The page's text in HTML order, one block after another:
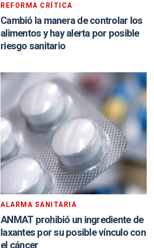
REFORMA CRÍTICA
Cambió la manera de controlar los
alimentos y hay alerta por posible
riesgo sanitario
ALARMA SANITARIA
ANMAT prohibió un ingrediente de
laxantes por su posible vínculo con